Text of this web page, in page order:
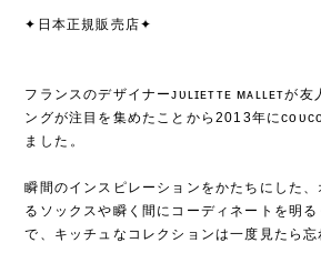
✦日本正規販売店✦
フランスのデザイナーᴊᴜʟɪᴇᴛᴛᴇ ᴍᴀʟʟᴇᴛが友
ングが注目を集めたことから2013年に
ました⁡。
瞬間のインスピレーションをかたちにした
るソックスや瞬く間にコーディネートを明る
で、キッチュなコレクションは一度見たら忘